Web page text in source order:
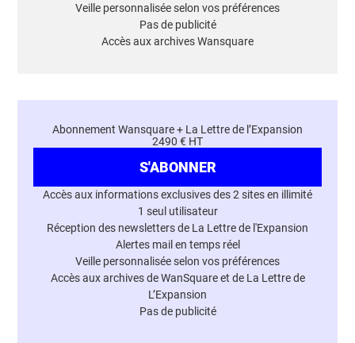
Veille personnalisée selon vos préférences
Pas de publicité
Accès aux archives Wansquare
Abonnement Wansquare + La Lettre de l’Expansion
2490 € HT
S'ABONNER
Accès aux informations exclusives des 2 sites en illimité
1 seul utilisateur
Réception des newsletters de La Lettre de l'Expansion
Alertes mail en temps réel
Veille personnalisée selon vos préférences
Accès aux archives de WanSquare et de La Lettre de
L’Expansion
Pas de publicité